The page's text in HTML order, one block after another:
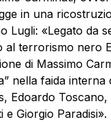
in una
Lugli: «Legato da
al terrorismo nero
di Massimo
nella faida
Edoardo
e Giorgio Paradisi».